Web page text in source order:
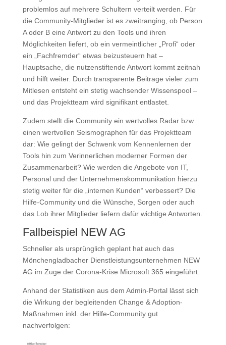
problemlos auf mehrere Schultern verteilt werden. Für
die Community-Mitglieder ist es zweitranging, ob Person
A oder B eine Antwort zu den Tools und ihren
Möglichkeiten liefert, ob ein vermeintlicher „Profi“ oder
ein „Fachfremder“ etwas beizusteuern hat –
Hauptsache, die nutzenstiftende Antwort kommt zeitnah
und hilft weiter. Durch transparente Beitrage vieler zum
Mitlesen entsteht ein stetig wachsender Wissenspool –
und das Projektteam wird signifikant entlastet.
Zudem stellt die Community ein wertvolles Radar bzw.
einen wertvollen Seismographen für das Projektteam
dar: Wie gelingt der Schwenk vom Kennenlernen der
Tools hin zum Verinnerlichen moderner Formen der
Zusammenarbeit? Wie werden die Angebote von IT,
Personal und der Unternehmenskommunikation hierzu
stetig weiter für die „internen Kunden“ verbessert? Die
Hilfe-Community und die Wünsche, Sorgen oder auch
das Lob ihrer Mitglieder liefern dafür wichtige Antworten.
Fallbeispiel NEW AG
Schneller als ursprünglich geplant hat auch das
Mönchengladbacher Dienstleistungsunternehmen NEW
AG im Zuge der Corona-Krise Microsoft 365 eingeführt.
Anhand der Statistiken aus dem Admin-Portal lässt sich
die Wirkung der begleitenden Change & Adoption-
Maßnahmen inkl. der Hilfe-Community gut
nachverfolgen: